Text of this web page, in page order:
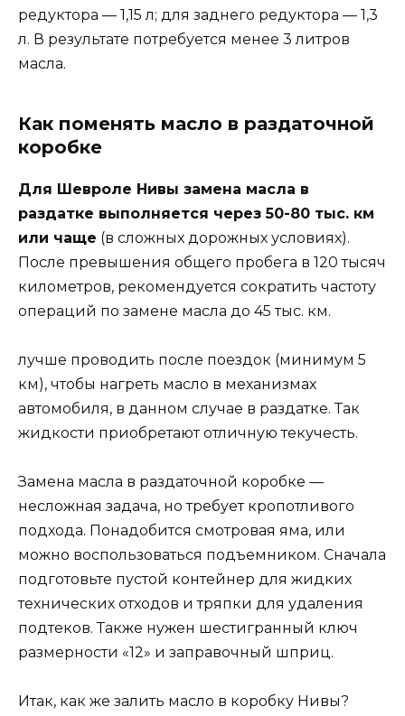
редуктора — 1,15 л; для заднего редуктора — 1,3
л. В результате потребуется менее 3 литров
масла.
Как поменять масло в раздаточной
коробке
Для Шевроле Нивы замена масла в
раздатке выполняется через 50-80 тыс. км
или чаще (в сложных дорожных условиях).
После превышения общего пробега в 120 тысяч
километров, рекомендуется сократить частоту
операций по замене масла до 45 тыс. км.
лучше проводить после поездок (минимум 5
км), чтобы нагреть масло в механизмах
автомобиля, в данном случае в раздатке. Так
жидкости приобретают отличную текучесть.
Замена масла в раздаточной коробке —
несложная задача, но требует кропотливого
подхода. Понадобится смотровая яма, или
можно воспользоваться подъемником. Сначала
подготовьте пустой контейнер для жидких
технических отходов и тряпки для удаления
подтеков. Также нужен шестигранный ключ
размерности «12» и заправочный шприц.
Итак, как же залить масло в коробку Нивы?